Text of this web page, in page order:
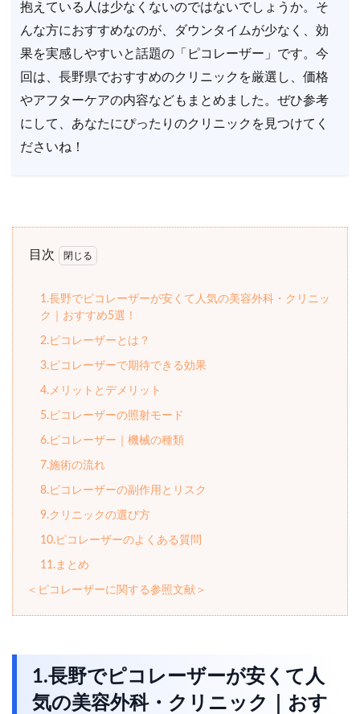
抱えている人は少なくないのではないでしょうか。そ
んな方におすすめなのが、ダウンタイムが少なく、効
果を実感しやすいと話題の「ピコレーザー」です。今
回は、長野県でおすすめのクリニックを厳選し、価格
やアフターケアの内容などもまとめました。ぜひ参考
にして、あなたにぴったりのクリニックを見つけてく
ださいね！
目次
1.長野でピコレーザーが安くて人気の美容外科・クリニッ
ク｜おすすめ5選！
2.ピコレーザーとは？
3.ピコレーザーで期待できる効果
4.メリットとデメリット
5.ピコレーザーの照射モード
6.ピコレーザー｜機械の種類
7.施術の流れ
8.ピコレーザーの副作用とリスク
9.クリニックの選び方
10.ピコレーザーのよくある質問
11.まとめ
＜ピコレーザーに関する参照文献＞
1.長野でピコレーザーが安くて人
気の美容外科・クリニック｜おす